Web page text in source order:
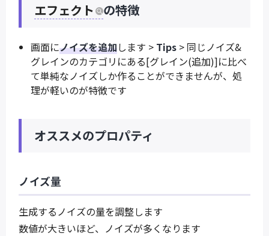
エフェクト の特徴
画面にノイズを追加します > Tips > 同じノイズ&
グレインのカテゴリにある[グレイン(追加)]に比べ
て単純なノイズしか作ることができませんが、処
理が軽いのが特徴です
オススメのプロパティ
ノイズ量
生成するノイズの量を調整します
数値が大きいほど、ノイズが多くなります